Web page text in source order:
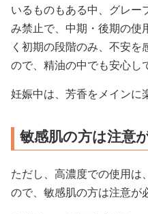
いるものもある中、グレー
み禁止で、中期・後期の使
く初期の段階のみ、不安を
ので、精油の中でも安心し
妊娠中は、芳香をメイン
敏感肌の方は注意
ただし、高濃度での使用は
ので、敏感肌の方は注意が